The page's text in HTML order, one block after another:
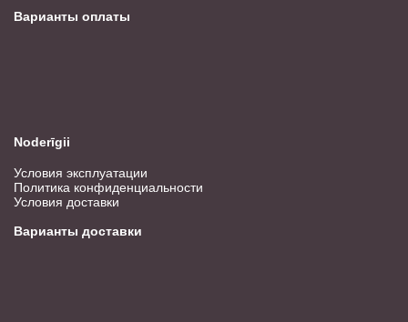
Варианты оплаты
Noderīgii
Условия эксплуатации
Политика конфиденциальности
Условия доставки
Варианты доставки